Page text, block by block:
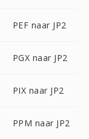
PEF naar JP2
PGX naar JP2
PIX naar JP2
PPM naar JP2